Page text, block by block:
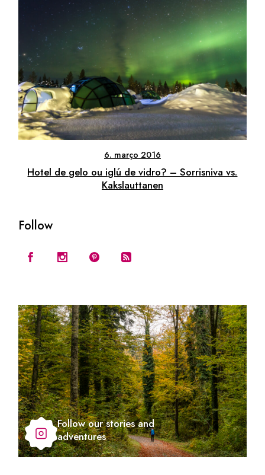
6. março 2016
Hotel de gelo ou iglú de vidro? – Sorrisniva vs.
Kakslauttanen
Follow
Follow our stories and
adventures